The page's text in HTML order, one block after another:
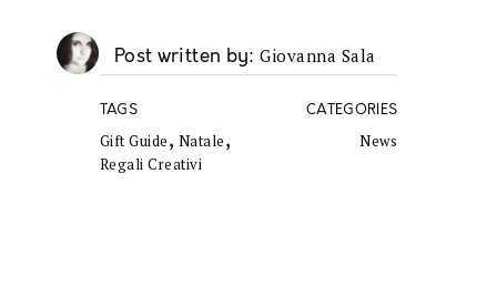
Post written by Giovanna Sala
TAGS
Gift Guide, Natale,
Regali Creativi
CATEGORIES
News